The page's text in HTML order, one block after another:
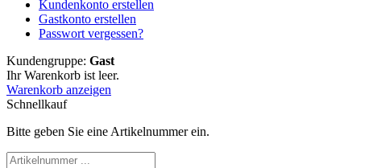
Kundenkonto erstellen
Gastkonto erstellen
Passwort vergessen?
Kundengruppe: Gast
Ihr Warenkorb ist leer.
Warenkorb anzeigen
Schnellkauf
Bitte geben Sie eine Artikelnummer ein.